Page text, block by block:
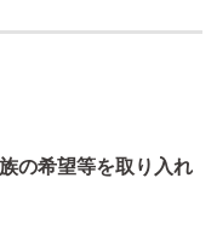
の希望等を取り入れ